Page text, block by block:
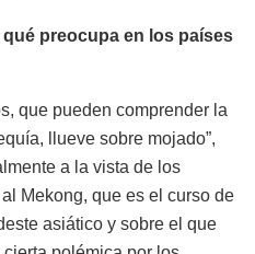
preocupa en los países
que pueden comprender la
llueve sobre mojado”,
a la vista de los
Mekong, que es el curso de
asiático y sobre el que